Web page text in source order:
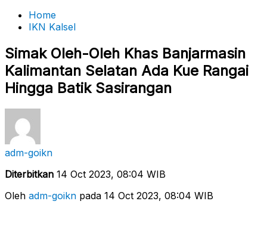
Home
IKN Kalsel
Simak Oleh-Oleh Khas Banjarmasin
Kalimantan Selatan Ada Kue Rangai
Hingga Batik Sasirangan
adm-goikn
Diterbitkan 14 Oct 2023, 08:04 WIB
Oleh adm-goikn pada 14 Oct 2023, 08:04 WIB